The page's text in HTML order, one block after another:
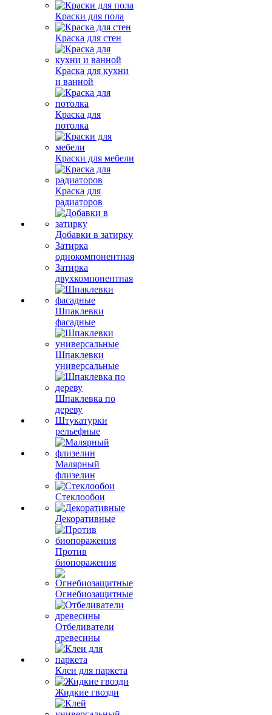
Краски для пола
Краска для стен
Краска для кухни
и ванной
Краска для
потолка
Краски для мебели
Краска для
радиаторов
Добавки в затирку
Затирка
однокомпонентная
Затирка
двухкомпонентная
Шпаклевки
фасадные
Шпаклевки
универсальные
Шпаклевка по
дереву
Штукатурки
рельефные
Малярный
флизелин
Стеклообои
Декоративные
Против
биопоражения
Огнебиозащитные
Отбеливатели
древесины
Клеи для паркета
Жидкие гвозди